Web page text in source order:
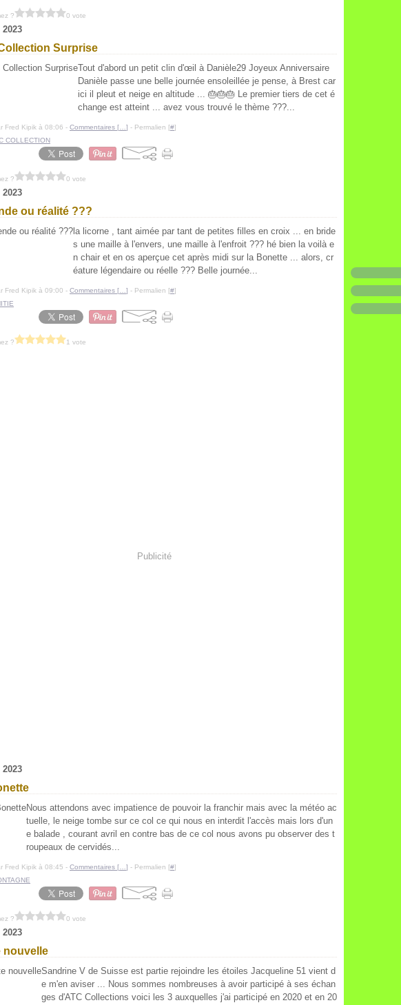
? 0 vote
Surprise
Tout d'abord un petit clin d'œil à Danièle29 Joyeux Anniversaire
Danièle passe une belle journée ensoleillée je pense, à Brest car
ici il pleut et neige en altitude ... 🎂🎂🎂 Le premier tiers de cet é
change est atteint ... avez vous trouvé le thème ???...
Fred Kipik à 08:06 - Commentaires [ ] - Permalien [#]
COLLECTION
? 0 vote
ou réalité ???
la licorne , tant aimée par tant de petites filles en croix ... en bride
s une maille à l'envers, une maille à l'enfroit ??? hé bien la voilà e
n chair et en os aperçue cet après midi sur la Bonette ... alors, cr
éature légendaire ou réelle ??? Belle journée...
Fred Kipik à 09:00 - Commentaires [ ] - Permalien [#]
? 1 vote
Publicité
Nous attendons avec impatience de pouvoir la franchir mais avec la météo ac
tuelle, le neige tombe sur ce col ce qui nous en interdit l'accès mais lors d'un
e balade , courant avril en contre bas de ce col nous avons pu observer des t
roupeaux de cervidés...
Fred Kipik à 08:45 - Commentaires [ ] - Permalien [#]
? 0 vote
nouvelle
Sandrine V de Suisse est partie rejoindre les étoiles Jacqueline 51 vient d
e m'en aviser ... Nous sommes nombreuses à avoir participé à ses échan
ges d'ATC Collections voici les 3 auxquelles j'ai participé en 2020 et en 20